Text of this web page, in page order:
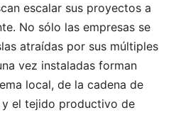
escalar sus proyectos a
No sólo las empresas se
atraídas por sus múltiples
vez instaladas forman
local, de la cadena de
el tejido productivo de